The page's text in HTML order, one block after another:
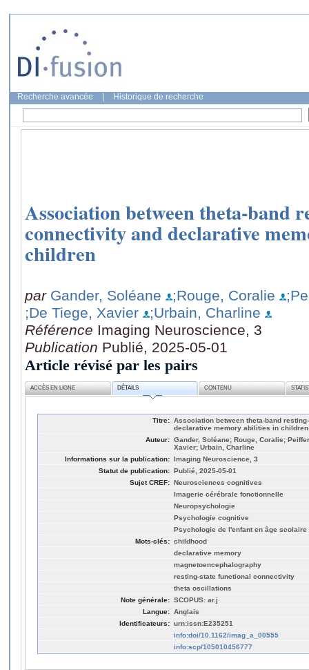
Recherche avancée Historique de recherche
Association between theta-band
connectivity and declarative
children
par Gander, Soléane ;Rouge, Coralie
;De Tiege, Xavier
;Urbain, Charline
Référence Imaging Neuroscience, 3
Publication Publié, 2025-05-01
Article révisé par les pairs
ACCÈS EN LIGNE DÉTAILS CONTENU
Titre: Association between theta-band
declarative memory abilities in children
Auteur: Gander, Soléane; Rouge, Coralie;
Xavier; Urbain, Charline
Informations sur la publication: Imaging Neuroscience, 3
Statut de publication: Publié, 2025-05-01
Sujet CREF: Neurosciences cognitives
Imagerie cérébrale fonctionnelle
Neuropsychologie
Psychologie cognitive
Psychologie de l'enfant en âge scolaire
Mots-clés: childhood
declarative memory
magnetoencephalography
resting-state functional connectivity
theta oscillations
Note générale: SCOPUS: ar.j
Langue: Anglais
Identificateurs: urn:issn:E235251
info:doi/10.1162/imag_a_00555
info:scp/105010456777